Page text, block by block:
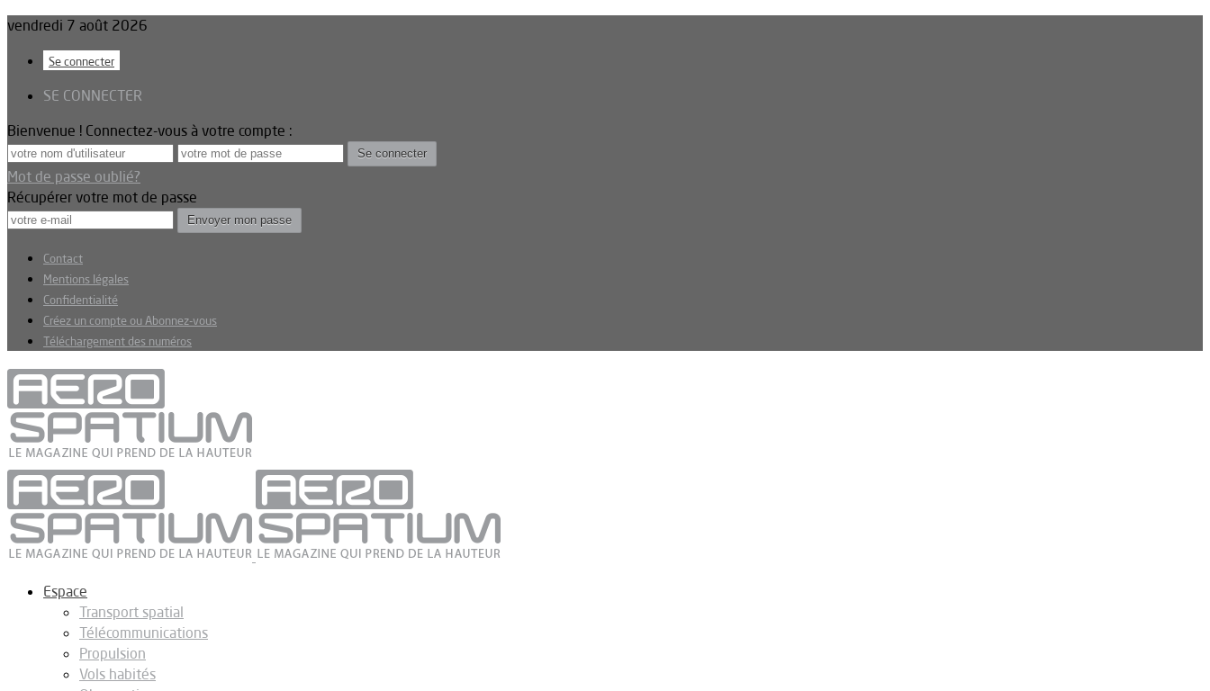
vendredi 7 août 2026
Se connecter
SE CONNECTER
Bienvenue ! Connectez-vous à votre compte :
Mot de passe oublié?
Récupérer votre mot de passe
Contact
Mentions légales
Confidentialité
Créez un compte ou Abonnez-vous
Téléchargement des numéros
Espace
Transport spatial
Télécommunications
Propulsion
Vols habités